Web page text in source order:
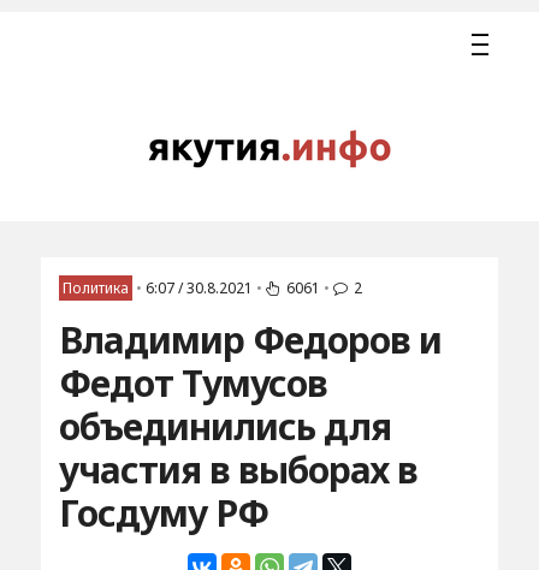
Политика • 6:07 / 30.8.2021 • 6061 • 2
Владимир Федоров и
Федот Тумусов
объединились для
участия в выборах в
Госдуму РФ